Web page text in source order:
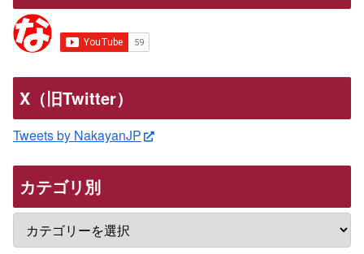
X（旧Twitter）
Tweets by NakayanJP
カテゴリ別